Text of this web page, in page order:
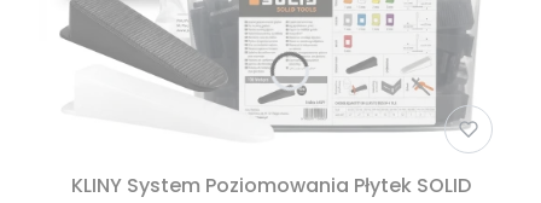
KLINY System Poziomowania Płytek SOLID